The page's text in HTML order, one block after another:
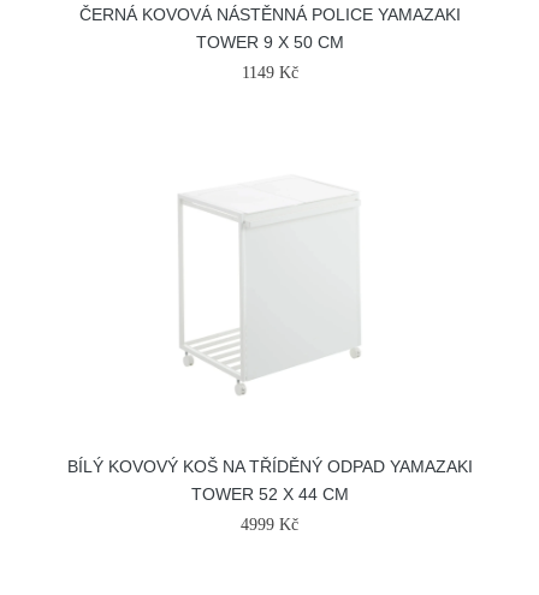
ČERNÁ KOVOVÁ NÁSTĚNNÁ POLICE YAMAZAKI
TOWER 9 X 50 CM
1149 Kč
BÍLÝ KOVOVÝ KOŠ NA TŘÍDĚNÝ ODPAD YAMAZAKI
TOWER 52 X 44 CM
4999 Kč